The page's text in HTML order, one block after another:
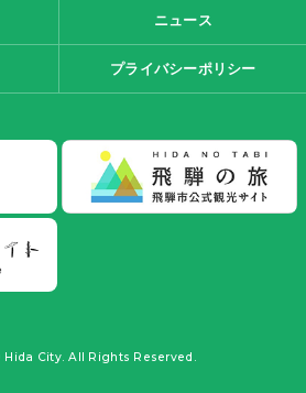
ニュース
プライバシーポリシー
City. All Rights Reserved.